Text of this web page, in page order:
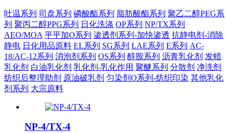
吐温系列 司盘系列 磷酸酯系列 脂肪酸酯系列 聚乙二醇PEG系
列 聚丙二醇PPG系列 日化洗涤 OP系列 NP/TX系列
AEO/MOA 平平加O系列 渗透剂系列-加快渗透 抗静电剂-消除
静电 日化用品原料 EL系列 SG系列 LAE系列 E系列 AC-
18/AC-12系列 消泡剂系列 OS系列 醇胺系列 沥青乳化剂 发蜡
乳化剂 白油乳化剂 乳化剂-乳化作用 聚醚系列 分散剂 净洗剂
纺织后整理助剂 原油破乳剂 匀染剂O系列-纺织印染 其他乳化
剂系列 大宗原料
NP-4/TX-4